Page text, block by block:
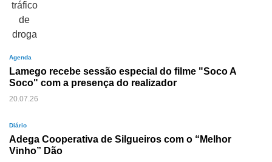
Agenda
Lamego recebe sessão especial do filme "Soco A
Soco" com a presença do realizador
20.07.26
Diário
Adega Cooperativa de Silgueiros com o “Melhor
Vinho” Dão